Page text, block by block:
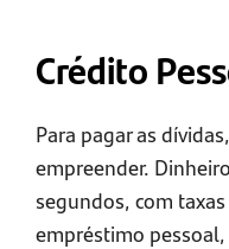
Crédito
Para pagar as
empreender.
segundos, com
empréstimo